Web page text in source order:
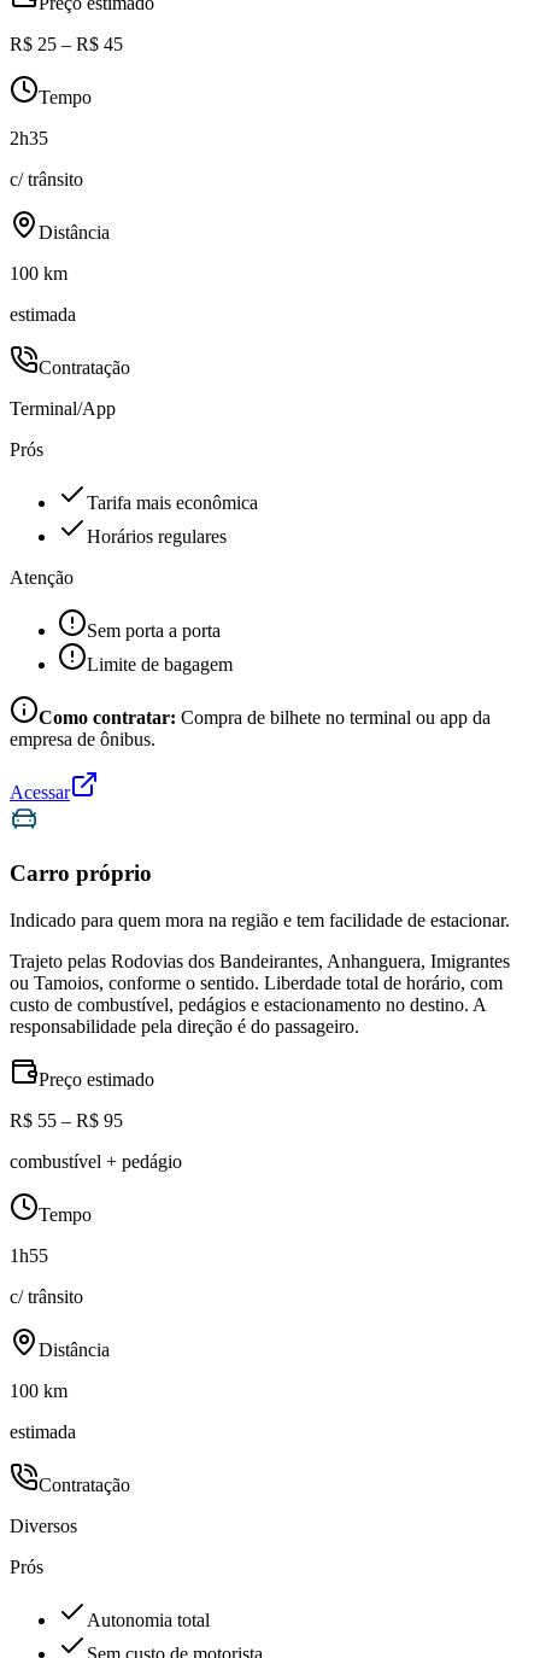
R$ 25 – R$ 45
Tempo
2h35
c/ trânsito
Distância
100 km
estimada
Contratação
Terminal/App
Prós
Tarifa mais econômica
Horários regulares
Atenção
Sem porta a porta
Limite de bagagem
Como contratar: Compra de bilhete no terminal ou app da
empresa de ônibus.
Acessar
Carro próprio
Indicado para quem mora na região e tem facilidade de estacionar.
Trajeto pelas Rodovias dos Bandeirantes, Anhanguera, Imigrantes
ou Tamoios, conforme o sentido. Liberdade total de horário, com
custo de combustível, pedágios e estacionamento no destino. A
responsabilidade pela direção é do passageiro.
Preço estimado
R$ 55 – R$ 95
combustível + pedágio
Tempo
1h55
c/ trânsito
Distância
100 km
estimada
Contratação
Diversos
Prós
Autonomia total
Sem custo de motorista